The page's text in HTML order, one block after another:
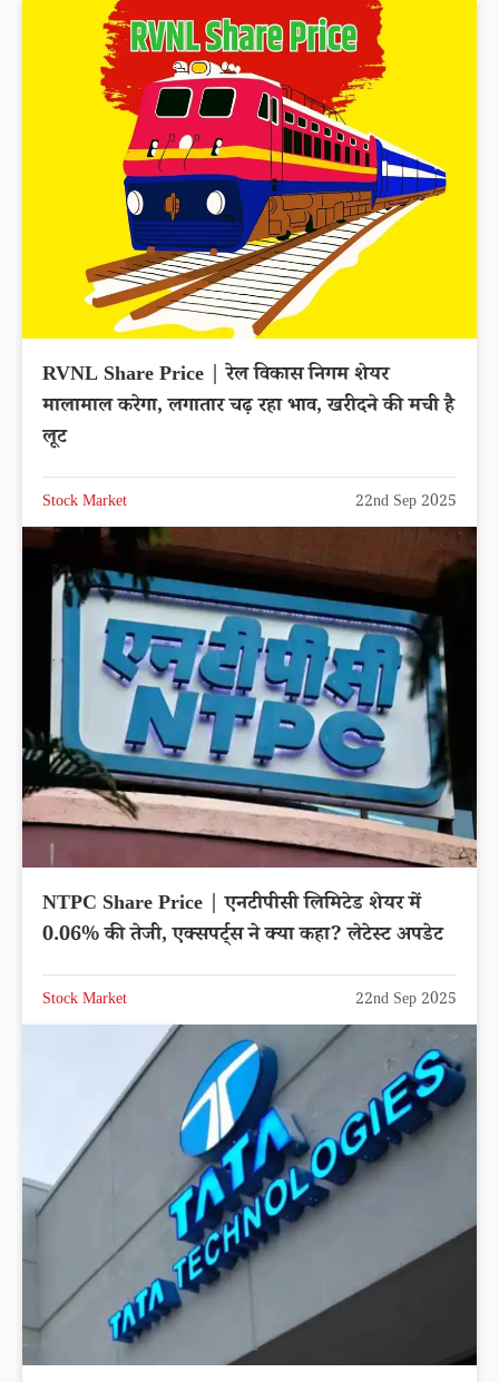
RVNL Share Price | रेल विकास निगम शेयर
मालामाल करेगा, लगातार चढ़ रहा भाव, खरीदने की मची है
लूट
Stock Market 22nd Sep 2025
NTPC Share Price | एनटीपीसी लिमिटेड शेयर में
0.06% की तेजी, एक्सपर्ट्स ने क्या कहा? लेटेस्ट अपडेट
Stock Market 22nd Sep 2025